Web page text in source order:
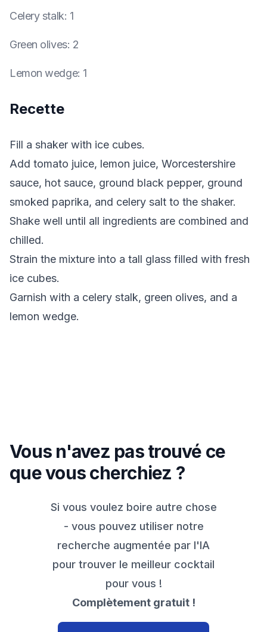
Celery stalk: 1
Green olives: 2
Lemon wedge: 1
Recette
Fill a shaker with ice cubes.
Add tomato juice, lemon juice, Worcestershire
sauce, hot sauce, ground black pepper, ground
smoked paprika, and celery salt to the shaker.
Shake well until all ingredients are combined and
chilled.
Strain the mixture into a tall glass filled with fresh
ice cubes.
Garnish with a celery stalk, green olives, and a
lemon wedge.
Vous n'avez pas trouvé ce
que vous cherchiez ?
Si vous voulez boire autre chose
- vous pouvez utiliser notre
recherche augmentée par l'IA
pour trouver le meilleur cocktail
pour vous !
Complètement gratuit !